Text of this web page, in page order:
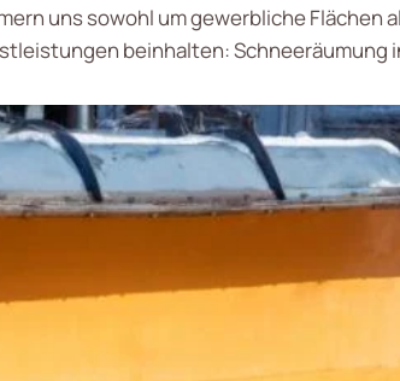
uns sowohl um gewerbliche
beinhalten: Schneeräumung